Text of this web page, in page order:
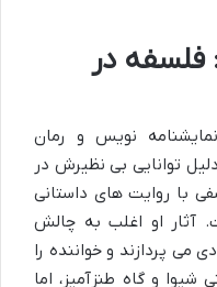
فلسفه در
نویس و رمان
توانایی بی نظیرش در
با روایت های داستانی
آثار او اغلب به چالش
می پردازند و خواننده را
شیوا و گاه طنزآمیز، اما